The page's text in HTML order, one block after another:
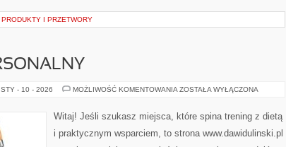
I PRZETWORY
STY - 10 - 2026 MOŻLIWOŚĆ KOMENTOWANIA TRENING
ZOSTAŁA WYŁĄCZONA
Witaj! Jeśli szukasz miejsca, które spina trening z dietą
i praktycznym wsparciem, to strona www.dawidulinski.pl